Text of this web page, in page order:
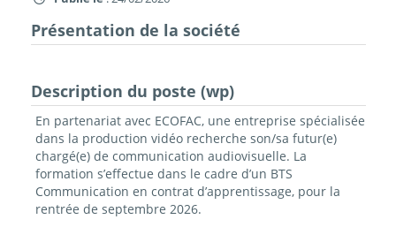
Présentation de la société
Description du poste (wp)
En partenariat avec ECOFAC, une entreprise spécialisée
dans la production vidéo recherche son/sa futur(e)
chargé(e) de communication audiovisuelle. La
formation s’effectue dans le cadre d’un BTS
Communication en contrat d’apprentissage, pour la
rentrée de septembre 2026.